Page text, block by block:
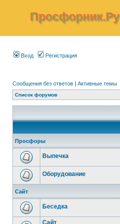
Просфорник.Ру
Вход Регистрация
Сообщения без ответов | Активные темы
Список форумов
Просфоры
Выпечка
Оборудование
Сайт
Беседка
Сайт